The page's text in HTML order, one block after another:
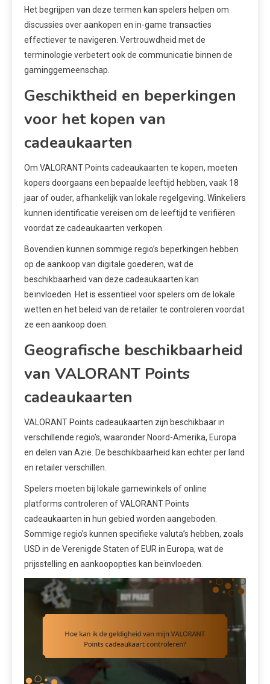
Het begrijpen van deze termen kan spelers helpen om
discussies over aankopen en in-game transacties
effectiever te navigeren. Vertrouwdheid met de
terminologie verbetert ook de communicatie binnen de
gaminggemeenschap.
Geschiktheid en beperkingen
voor het kopen van
cadeaukaarten
Om VALORANT Points cadeaukaarten te kopen, moeten
kopers doorgaans een bepaalde leeftijd hebben, vaak 18
jaar of ouder, afhankelijk van lokale regelgeving. Winkeliers
kunnen identificatie vereisen om de leeftijd te verifiëren
voordat ze cadeaukaarten verkopen.
Bovendien kunnen sommige regio’s beperkingen hebben
op de aankoop van digitale goederen, wat de
beschikbaarheid van deze cadeaukaarten kan
beïnvloeden. Het is essentieel voor spelers om de lokale
wetten en het beleid van de retailer te controleren voordat
ze een aankoop doen.
Geografische beschikbaarheid
van VALORANT Points
cadeaukaarten
VALORANT Points cadeaukaarten zijn beschikbaar in
verschillende regio’s, waaronder Noord-Amerika, Europa
en delen van Azië. De beschikbaarheid kan echter per land
en retailer verschillen.
Spelers moeten bij lokale gamewinkels of online
platforms controleren of VALORANT Points
cadeaukaarten in hun gebied worden aangeboden.
Sommige regio’s kunnen specifieke valuta’s hebben, zoals
USD in de Verenigde Staten of EUR in Europa, wat de
prijsstelling en aankoopopties kan beïnvloeden.